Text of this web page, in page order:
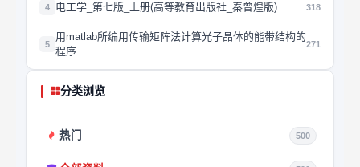
4 电工学_第七版_上册(高等教育出版社_秦曾煌版) 318
5
用matlab所编用传输矩阵法计算光子晶体的能带结构的
程序
271
分类浏览
热门 500